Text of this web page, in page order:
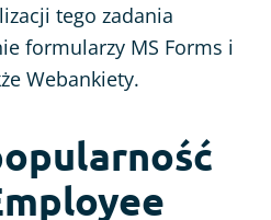
tego zadania
formularzy MS Forms i
Webankiety.